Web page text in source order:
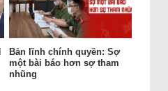
Bản lĩnh chính quyền: Sợ
một bài báo hơn sợ tham
nhũng